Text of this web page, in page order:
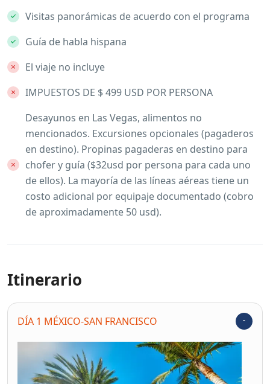
Visitas panorámicas de acuerdo con el programa
Guía de habla hispana
El viaje no incluye
IMPUESTOS DE $ 499 USD POR PERSONA
Desayunos en Las Vegas, alimentos no
mencionados. Excursiones opcionales (pagaderos
en destino). Propinas pagaderas en destino para
chofer y guía ($32usd por persona para cada uno
de ellos). La mayoría de las líneas aéreas tiene un
costo adicional por equipaje documentado (cobro
de aproximadamente 50 usd).
Itinerario
DÍA 1 MÉXICO-SAN FRANCISCO